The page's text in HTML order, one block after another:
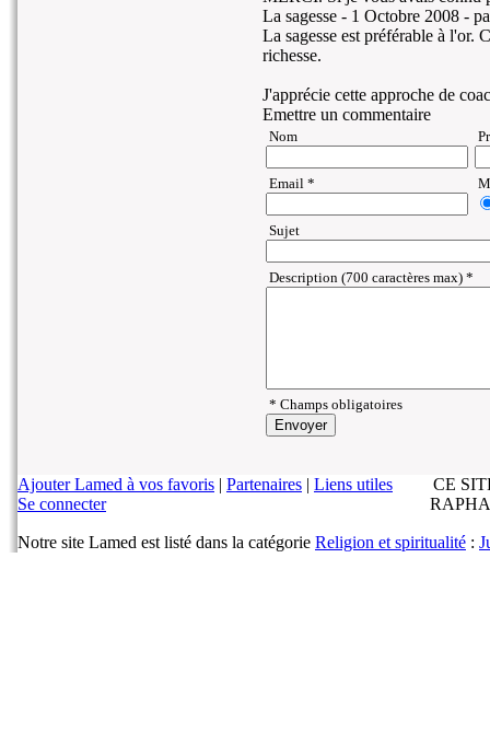
La sagesse - 1 Octobre 2008 -
La sagesse est préférable à l'or.
richesse.
J'apprécie cette approche de
Emettre un commentaire
Nom
Email *
Sujet
Description (700 caractères max) *
* Champs obligatoires
Ajouter Lamed à vos favoris | Partenaires | Liens utiles
Se connecter
CE
Notre site Lamed est listé dans la catégorie Religion et spiritualité :